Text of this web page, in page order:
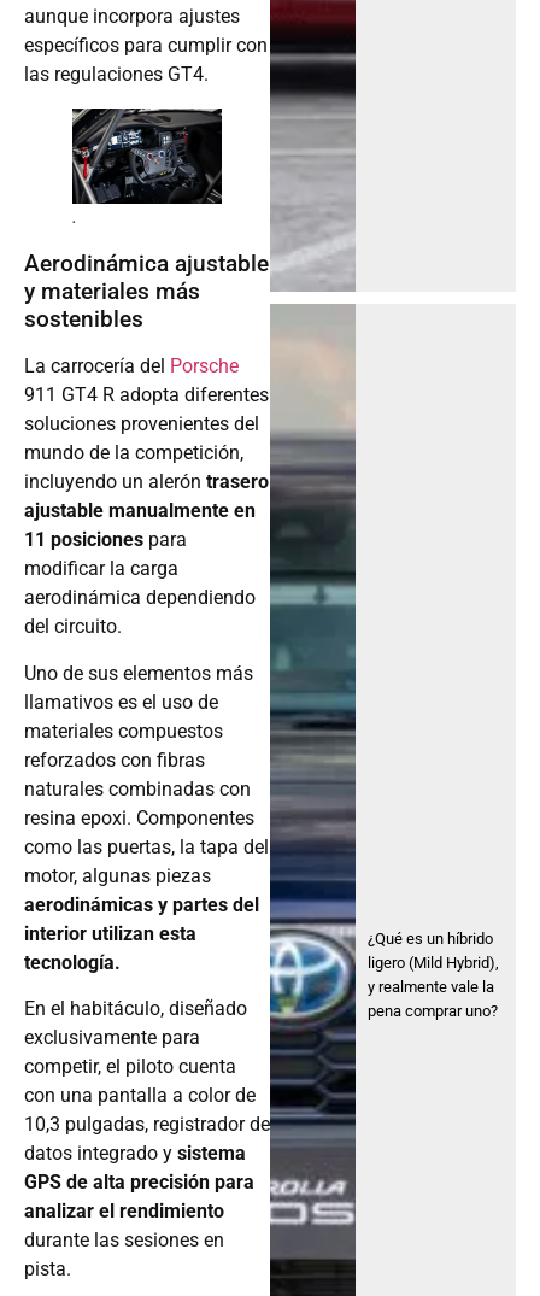
aunque incorpora ajustes
específicos para cumplir con
las regulaciones GT4.
.
Aerodinámica ajustable
y materiales más
sostenibles
La carrocería del Porsche
911 GT4 R adopta diferentes
soluciones provenientes del
mundo de la competición,
incluyendo un alerón trasero
ajustable manualmente en
11 posiciones para
modificar la carga
aerodinámica dependiendo
del circuito.
Uno de sus elementos más
llamativos es el uso de
materiales compuestos
reforzados con fibras
naturales combinadas con
resina epoxi. Componentes
como las puertas, la tapa del
motor, algunas piezas
aerodinámicas y partes del
interior utilizan esta
tecnología.
En el habitáculo, diseñado
exclusivamente para
competir, el piloto cuenta
con una pantalla a color de
10,3 pulgadas, registrador de
datos integrado y sistema
GPS de alta precisión para
analizar el rendimiento
durante las sesiones en
pista.
¿Qué es un híbrido
ligero (Mild Hybrid),
y realmente vale la
pena comprar uno?